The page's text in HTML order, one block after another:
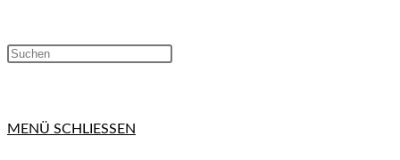
MENÜ SCHLIESSEN